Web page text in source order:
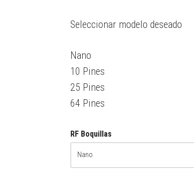
Seleccionar modelo deseado
Nano
10 Pines
25 Pines
64 Pines
RF Boquillas